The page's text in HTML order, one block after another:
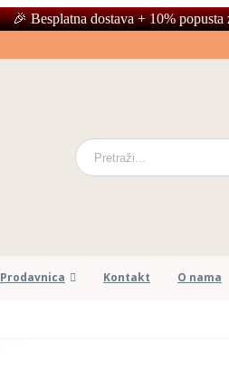
🎉 Besplatna dostava + 10%
Prodavnica Kontakt O nama